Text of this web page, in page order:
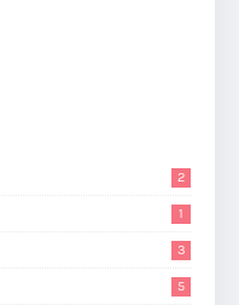
2
1
3
5